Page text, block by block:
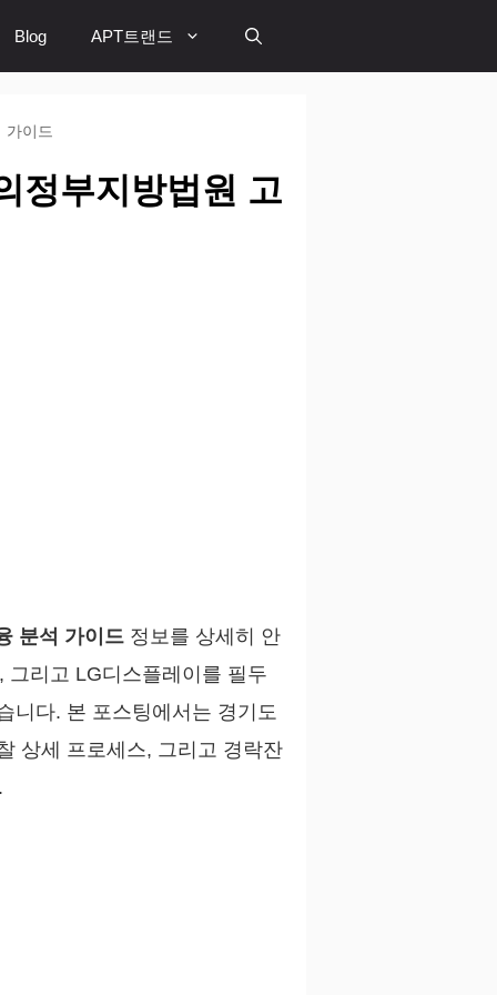
Blog APT트랜드
가이드
정부지방법원 고
분석 가이드 정보를 상세히 안
리고 LG디스플레이를 필두
니다. 본 포스팅에서는 경기도
상세 프로세스, 그리고 경락잔